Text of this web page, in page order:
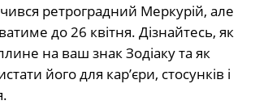
ретроградний Меркурій, але
до 26 квітня. Дізнайтесь, як
на ваш знак Зодіаку та як
його для кар’єри, стосунків і